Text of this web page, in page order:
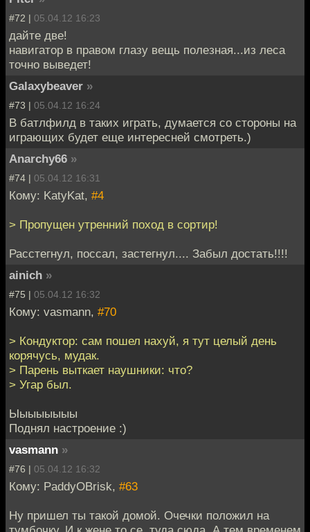
#72 | 05.04.12 16:23
дайте две!
навигатор в правом глазу вещь полезная...из леса
точно выведет!
Galaxybeaver »
#73 | 05.04.12 16:24
В батлфилд в таких играть, думается со стороны на
играющих будет еще интересней смотреть.)
Anarchy66 »
#74 | 05.04.12 16:31
Кому: KatyKat, #4
> Пропущен утренний поход в сортир!
Расстегнул, поссал, застегнул.... Забыл достать!!!!
ainich »
#75 | 05.04.12 16:32
Кому: vasmann, #70
> Кондуктор: сам пошел нахуй, я тут целый день
корячусь, мудак.
> Парень выткает наушники: что?
> Угар был.
Ыыыыыыыы
Поднял настроение :)
vasmann »
#76 | 05.04.12 16:32
Кому: PaddyOBrisk, #63
Ну пришел ты такой домой. Очечки положил на